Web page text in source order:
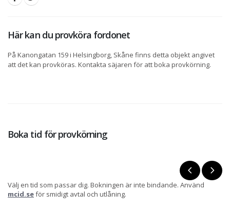
Här kan du provköra fordonet
På Kanongatan 159 i Helsingborg, Skåne finns detta objekt angivet
att det kan provköras. Kontakta säjaren för att boka provkörning.
Boka tid för provkörning
Välj en tid som passar dig. Bokningen är inte bindande. Använd
mcid.seför smidigt avtal och utlåning.